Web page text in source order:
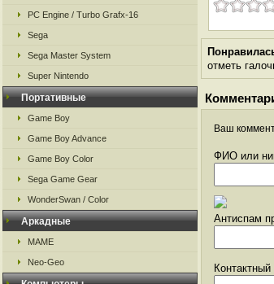
PC Engine / Turbo Grafx-16
Sega
Sega Master System
Super Nintendo
Портативные
Game Boy
Game Boy Advance
Game Boy Color
Sega Game Gear
WonderSwan / Color
Аркадные
MAME
Neo-Geo
отметь
Ваш
ФИО или
Антиспам